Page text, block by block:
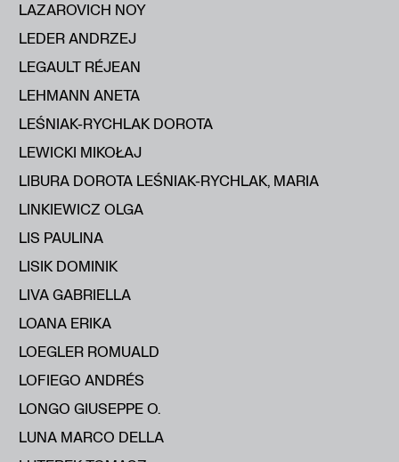
LAZAROVICH NOY
LEDER ANDRZEJ
LEGAULT RÉJEAN
LEHMANN ANETA
LEŚNIAK-RYCHLAK DOROTA
LEWICKI MIKOŁAJ
LIBURA DOROTA LEŚNIAK-RYCHLAK, MARIA
LINKIEWICZ OLGA
LIS PAULINA
LISIK DOMINIK
LIVA GABRIELLA
LOANA ERIKA
LOEGLER ROMUALD
LOFIEGO ANDRÉS
LONGO GIUSEPPE O.
LUNA MARCO DELLA